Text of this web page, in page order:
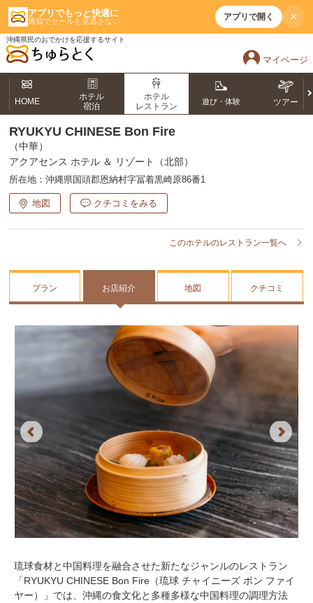
アプリでもっと快適に
通知でセールも見逃さない アプリで開く ×
沖縄県民のおでかけを応援するサイト
マイページ
HOME
ホテル
宿泊
ホテル
レストラン
遊び・体験 ツアー
RYUKYU CHINESE Bon Fire
（中華）
アクアセンス ホテル ＆ リゾート（北部）
所在地： 沖縄県国頭郡恩納村字冨着黒崎原86番1
地図 クチコミをみる
このホテルのレストラン一覧へ
プラン お店紹介 地図 クチコミ
Previous Next
琉球食材と中国料理を融合させた新たなジャンルのレストラン
「RYUKYU CHINESE Bon Fire（琉球 チャイニーズ ボン ファイ
ヤー）」では、沖縄の食文化と多種多様な中国料理の調理方法